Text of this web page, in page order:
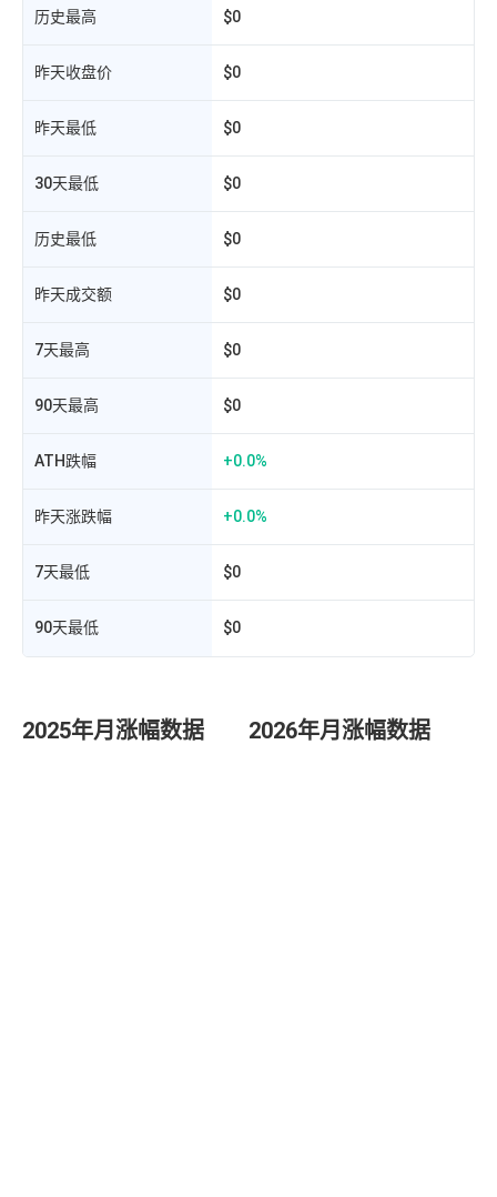
历史最高 $0
昨天收盘价 $0
昨天最低 $0
30天最低 $0
历史最低 $0
昨天成交额 $0
7天最高 $0
90天最高 $0
ATH跌幅 +0.0%
昨天涨跌幅 +0.0%
7天最低 $0
90天最低 $0
2025年月涨幅数据 2026年月涨幅数据